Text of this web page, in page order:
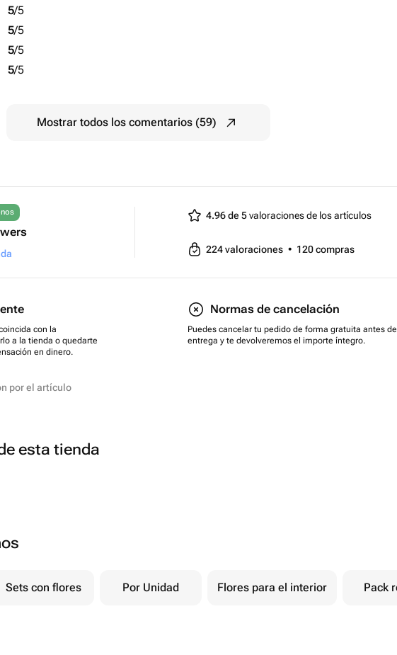
5/5
5/5
5/5
5/5
Mostrar todos los comentarios (59)
4.96 de 5valoraciones de los artículos
224valoraciones • 120compras
con la
a la tienda o quedarte
en dinero.
Normas de cancelación
Puedes cancelar tu pedido de forma gratuita antes
entrega y te devolveremos el importe íntegro.
por el artículo
esta tienda
Sets con flores Por Unidad Flores para el interior Pack